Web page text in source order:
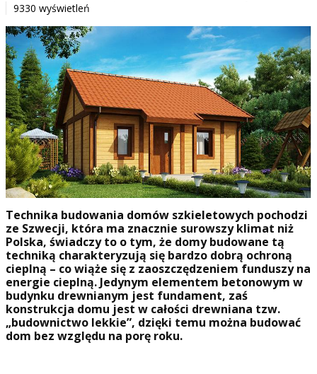
9330 wyświetleń
Technika budowania domów szkieletowych pochodzi
ze Szwecji, która ma znacznie surowszy klimat niż
Polska, świadczy to o tym, że domy budowane tą
techniką charakteryzują się bardzo dobrą ochroną
cieplną – co wiąże się z zaoszczędzeniem funduszy na
energie cieplną. Jedynym elementem betonowym w
budynku drewnianym jest fundament, zaś
konstrukcja domu jest w całości drewniana tzw.
„budownictwo lekkie”, dzięki temu można budować
dom bez względu na porę roku.